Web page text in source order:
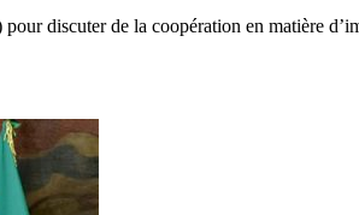
discuter de la coopération en matière